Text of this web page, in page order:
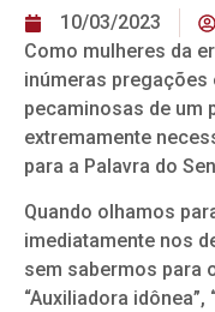
10/03/2023
Como mulheres da
inúmeras pregações
pecaminosas de um
extremamente
para a Palavra do
Quando olhamos
imediatamente nos
sem sabermos para
“Auxiliadora